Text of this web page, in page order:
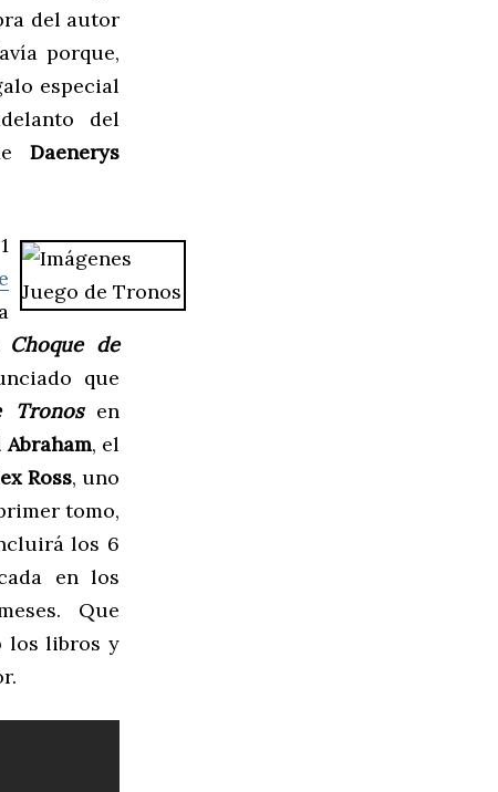
del autor
porque,
especial
del
Daenerys
Choque de
que
Tronosen
, el
Ross, uno
tomo,
los 6
en los
Que
los libros y